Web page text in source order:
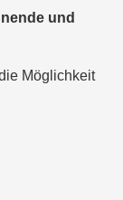
und
Möglichkeit